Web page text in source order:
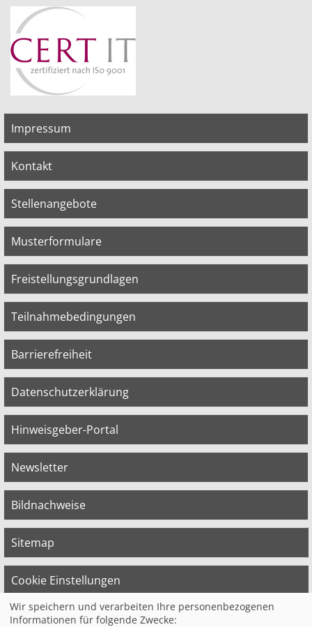
Impressum
Kontakt
Stellenangebote
Musterformulare
Freistellungsgrundlagen
Teilnahmebedingungen
Barrierefreiheit
Datenschutzerklärung
Hinweisgeber-Portal
Newsletter
Bildnachweise
Sitemap
Cookie Einstellungen
Wir speichern und verarbeiten Ihre personenbezogenen
Informationen für folgende Zwecke: